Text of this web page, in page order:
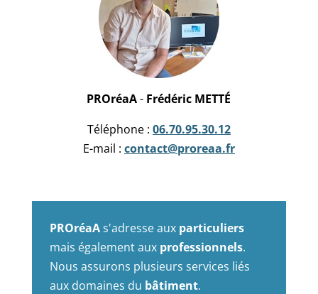
PROréaA- Frédéric METTÉ
Téléphone : 06.70.95.30.12
E-mail : contact@proreaa.fr
PROréaAs'adresse aux particuliers
mais également aux professionnels.
Nous assurons plusieurs services liés
aux domaines du bâtiment.